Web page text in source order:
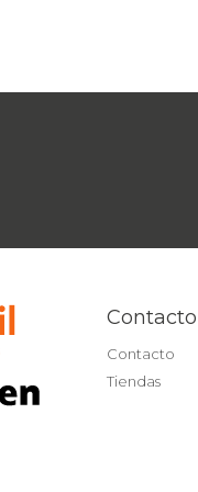
Contacto
Contacto
Tiendas